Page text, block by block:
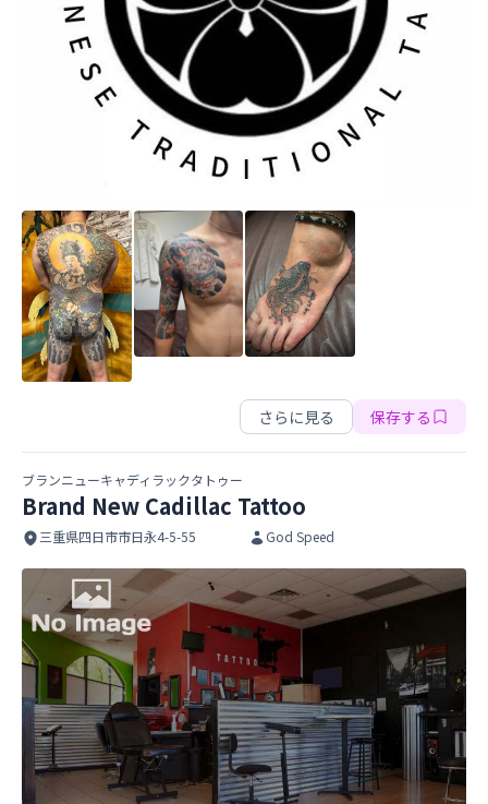
さらに見る 保存する
ブランニューキャディラックタトゥー
Brand New Cadillac Tattoo
三重県四日市市日永4-5-55 God Speed
Brand New Cadillac Tattoo